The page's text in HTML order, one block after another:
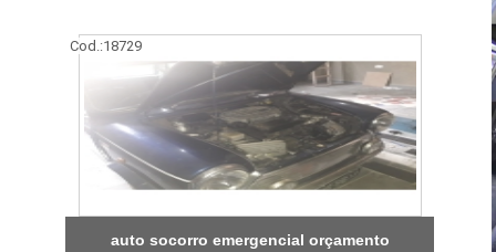
Cod.:18729
auto socorro emergencial orçamento